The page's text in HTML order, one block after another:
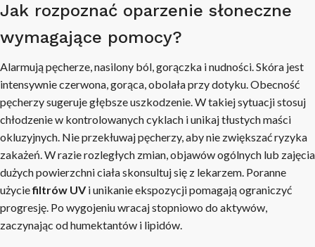
Jak rozpoznać oparzenie słoneczne
wymagające pomocy?
Alarmują pęcherze, nasilony ból, gorączka i nudności. Skóra jest
intensywnie czerwona, gorąca, obolała przy dotyku. Obecność
pęcherzy sugeruje głębsze uszkodzenie. W takiej sytuacji stosuj
chłodzenie w kontrolowanych cyklach i unikaj tłustych maści
okluzyjnych. Nie przekłuwaj pęcherzy, aby nie zwiększać ryzyka
zakażeń. W razie rozległych zmian, objawów ogólnych lub zajęcia
dużych powierzchni ciała skonsultuj się z lekarzem. Poranne
użyciefiltrów UVi unikanie ekspozycji pomagają ograniczyć
progresję. Po wygojeniu wracaj stopniowo do aktywów,
zaczynając od humektantów i lipidów.